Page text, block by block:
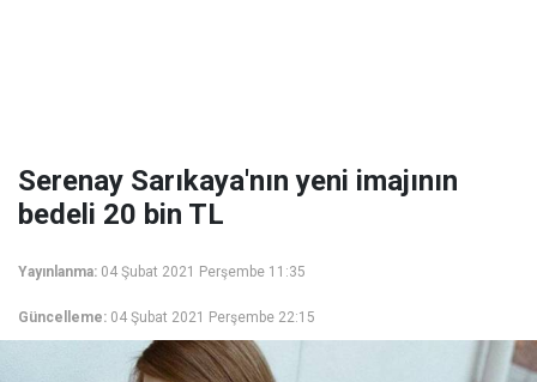
Serenay Sarıkaya'nın yeni imajının
bedeli 20 bin TL
Yayınlanma: 04 Şubat 2021 Perşembe 11:35
Güncelleme: 04 Şubat 2021 Perşembe 22:15